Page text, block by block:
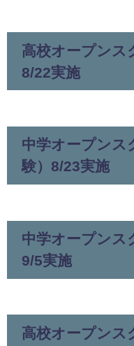
高校オープンス
8/22実施
中学オープンス
験）8/23実施
中学オープンス
9/5実施
高校オープン